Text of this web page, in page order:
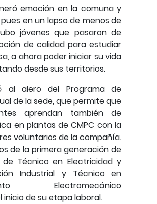
emoción en la comuna y
en un lapso de menos de
jóvenes que pasaron de
de calidad para estudiar
a ahora poder iniciar su vida
desde sus territorios.
al alero del Programa de
de la sede, que permite que
aprendan también de
en plantas de CMPC con la
voluntarios de la compañía.
de la primera generación de
Técnico en Electricidad y
Industrial y Técnico en
Electromecánico
inicio de su etapa laboral.